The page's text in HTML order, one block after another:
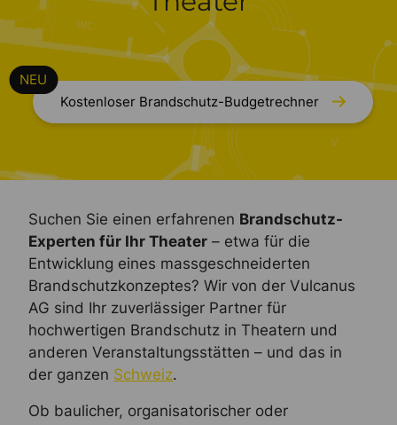
Kostenloser Brandschutz-Budgetrechner
Suchen Sie einen erfahrenen Brandschutz-
Experten für Ihr Theater – etwa für die
Entwicklung eines massgeschneiderten
Brandschutzkonzeptes? Wir von der Vulcanus
AG sind Ihr zuverlässiger Partner für
hochwertigen Brandschutz in Theatern und
anderen Veranstaltungsstätten – und das in
der ganzen Schweiz.
Ob baulicher, organisatorischer oder